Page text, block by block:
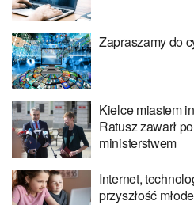
Zapraszamy do
Kielce miastem
Ratusz zawarł
ministerstwem
Internet,
przyszłość